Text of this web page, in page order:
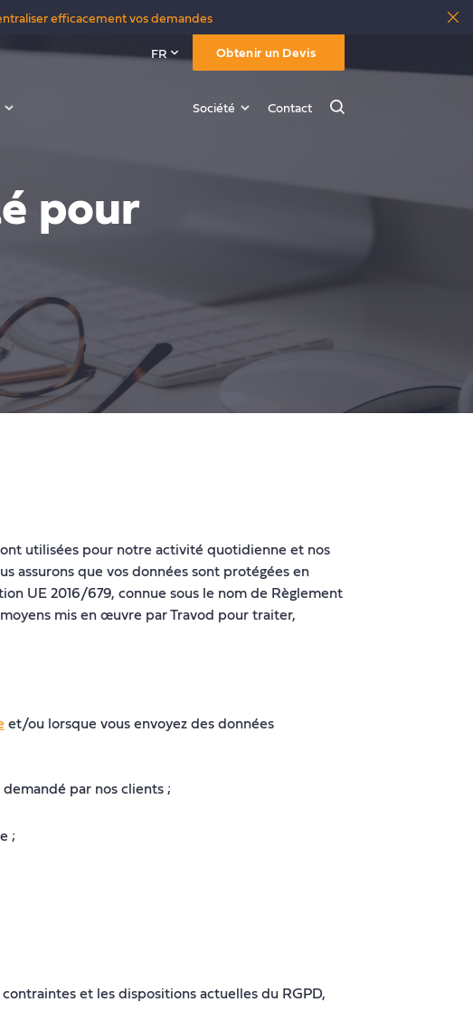
efficacement vos demandes
Société Contact Rechercher
FR Obtenir un Devis
pour
utilisées pour notre activité quotidienne et nos
assurons que vos données sont protégées en
UE 2016/679, connue sous le nom de Règlement
mis en œuvre par Travod pour traiter,
et/ou lorsque vous envoyez des données
par nos clients ;
;
et les dispositions actuelles du RGPD,